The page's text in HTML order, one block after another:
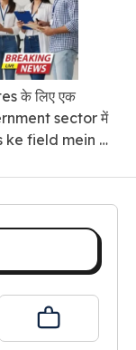
के लिए एक
sector में
ke field mein …